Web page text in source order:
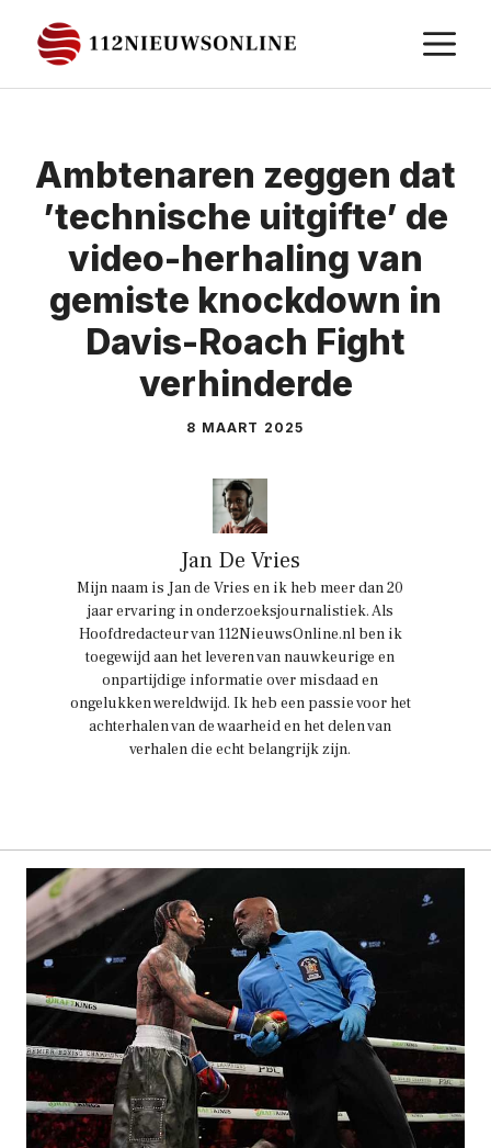
naar
de
Ambtenaren zeggen dat
’technische uitgifte’ de
video-herhaling van
gemiste knockdown in
Davis-Roach Fight
verhinderde
8 MAART 2025
Jan De Vries
Mijn naam is Jan de Vries en ik heb meer dan 20
jaar ervaring in onderzoeksjournalistiek. Als
Hoofdredacteur van 112NieuwsOnline.nl ben ik
toegewijd aan het leveren van nauwkeurige en
onpartijdige informatie over misdaad en
ongelukken wereldwijd. Ik heb een passie voor het
achterhalen van de waarheid en het delen van
verhalen die echt belangrijk zijn.